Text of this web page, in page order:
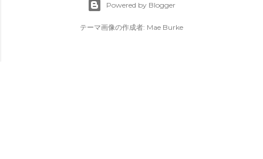
Powered by Blogger
テーマ画像の作成者: Mae Burke